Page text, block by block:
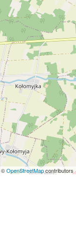
©OpenStreetMapcontributors